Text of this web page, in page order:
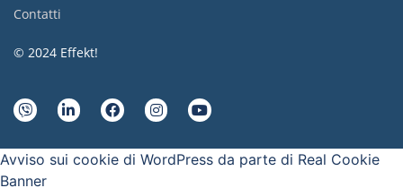
Contatti
© 2024 Effekt!
Avviso sui cookie di WordPress da parte di Real Cookie
Banner